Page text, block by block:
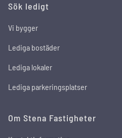
Sök ledigt
Vi bygger
Lediga bostäder
Lediga lokaler
Lediga parkeringsplatser
Om Stena Fastigheter